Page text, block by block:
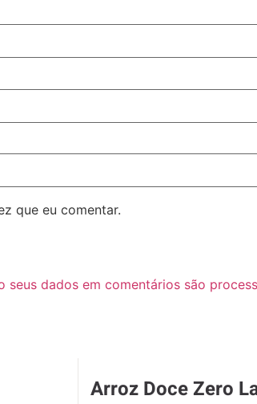
que eu comentar.
seus dados em comentários são
Arroz Doce Zero